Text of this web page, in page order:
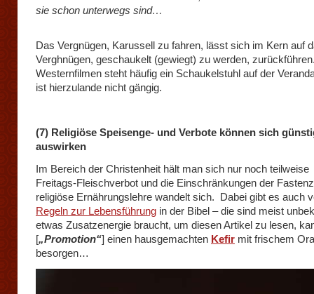
sie schon unterwegs sind…
Das Vergnügen, Karussell zu fahren, lässt sich im Kern auf
Verghnügen, geschaukelt (gewiegt) zu werden,
Westernfilmen steht häufig ein Schaukelstuhl auf der
ist hierzulande nicht gängig.
(7) Religiöse Speisenge- und Verbote können sich
auswirken
Im Bereich der Christenheit hält man sich nur noch
Freitags-Fleischverbot und die Einschränkungen der
religiöse Ernährungslehre wandelt sich. Dabei gibt es auch
Regeln zur Lebensführung in der Bibel – die sind meist
etwas Zusatzenergie braucht, um diesen Artikel zu lesen,
[„Promotion“] einen hausgemachten Kefir mit frischem
besorgen…